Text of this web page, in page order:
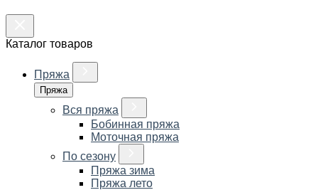
Каталог товаров
Пряжа
Пряжа
Вся пряжа
Бобинная пряжа
Моточная пряжа
По сезону
Пряжа зима
Пряжа лето